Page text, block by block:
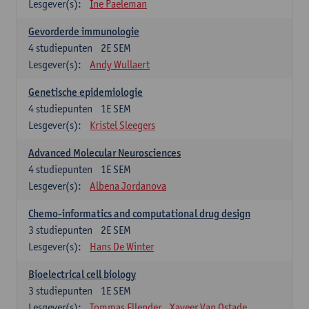
Lesgever(s):
Ine Paeleman
Gevorderde immunologie
2E SEM
4studiepunten
Lesgever(s):
Andy Wullaert
Genetische epidemiologie
1E SEM
4studiepunten
Lesgever(s):
Kristel Sleegers
Advanced Molecular Neurosciences
1E SEM
4studiepunten
Lesgever(s):
Albena Jordanova
Chemo-informatics and computational drug design
2E SEM
3 studiepunten
Lesgever(s):
Hans De Winter
Bioelectrical cell biology
1E SEM
3 studiepunten